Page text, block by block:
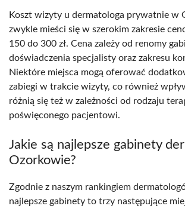
Koszt wizyty u dermatologa prywatnie w
zwykle mieści się w szerokim zakresie
150 do 300 zł. Cena zależy od renomy
doświadczenia specjalisty oraz zakresu
Niektóre miejsca mogą oferować
zabiegi w trakcie wizyty, co również
różnią się też w zależności od rodzaju
poświęconego pacjentowi.
Jakie są najlepsze gabinety
Ozorkowie?
Zgodnie z naszym rankingiem
najlepsze gabinety to trzy następujące